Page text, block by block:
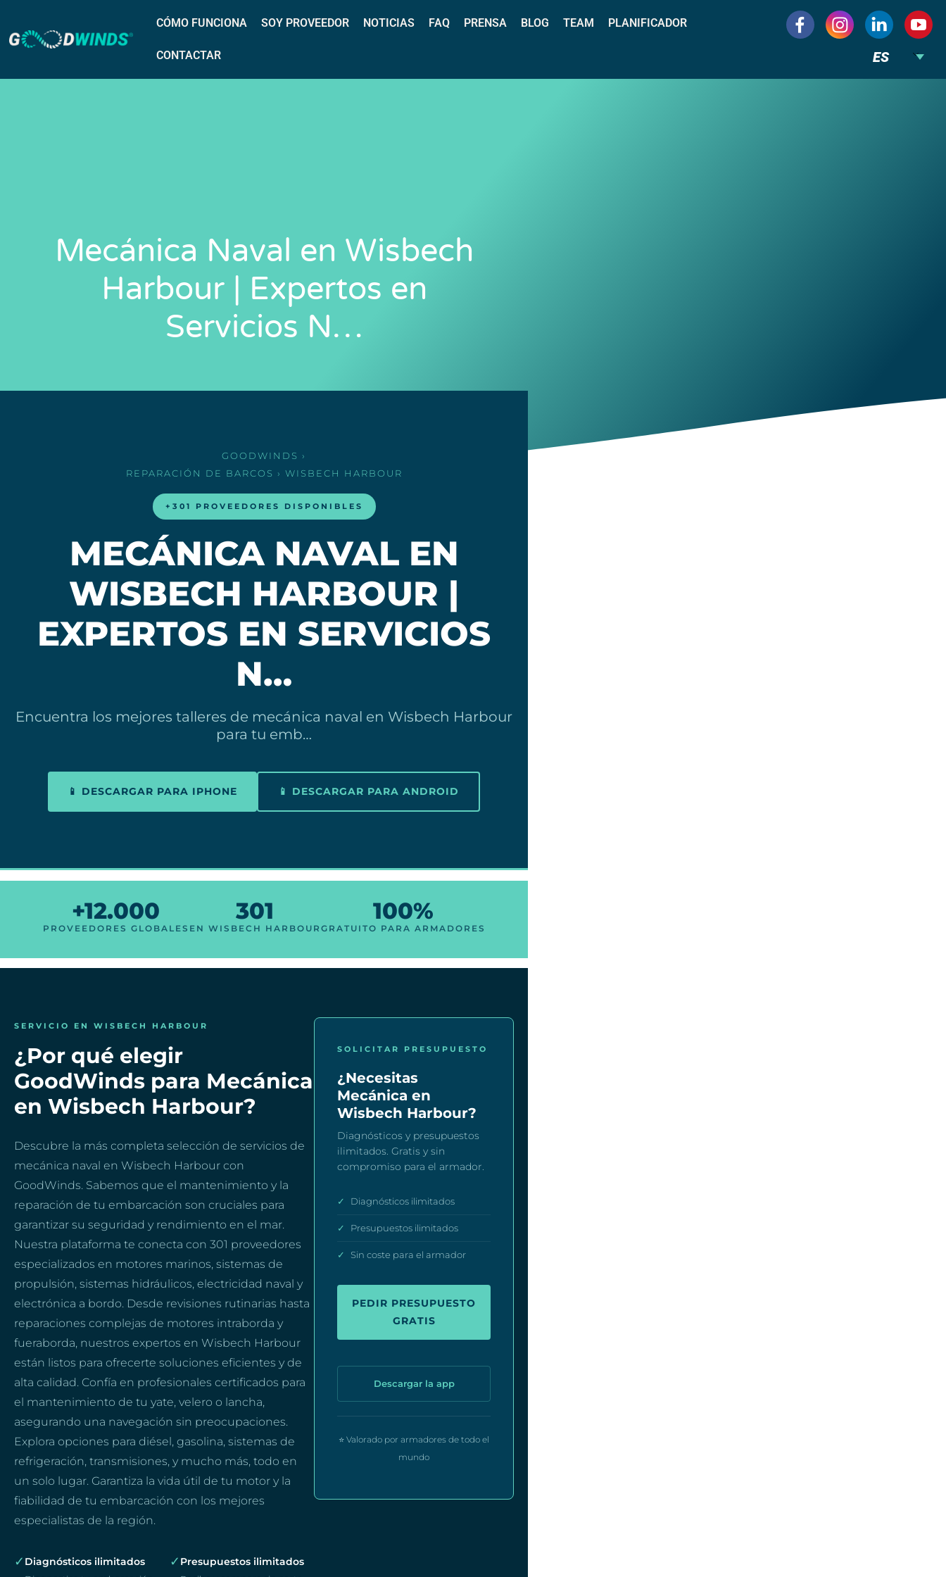
CÓMO FUNCIONA SOY PROVEEDOR NOTICIAS FAQ PRENSA BLOG TEAM PLANIFICADOR
CONTACTAR ES
Mecánica Naval en Wisbech
Harbour | Expertos en
Servicios N…
GOODWINDS ›
REPARACIÓN DE BARCOS › WISBECH HARBOUR
+301 PROVEEDORES DISPONIBLES
MECÁNICA NAVAL EN
WISBECH HARBOUR |
EXPERTOS EN SERVICIOS
N…
Encuentra los mejores talleres de mecánica naval en Wisbech Harbour
para tu emb…
📱 DESCARGAR PARA IPHONE 📱 DESCARGAR PARA ANDROID
+12.000
PROVEEDORES GLOBALES
301
EN WISBECH HARBOUR
100%
GRATUITO PARA ARMADORES
SERVICIO EN WISBECH HARBOUR
¿Por qué elegir
GoodWinds para Mecánica
en Wisbech Harbour?
Descubre la más completa selección de servicios de
mecánica naval en Wisbech Harbour con
GoodWinds. Sabemos que el mantenimiento y la
reparación de tu embarcación son cruciales para
garantizar su seguridad y rendimiento en el mar.
Nuestra plataforma te conecta con 301 proveedores
especializados en motores marinos, sistemas de
propulsión, sistemas hidráulicos, electricidad naval y
electrónica a bordo. Desde revisiones rutinarias hasta
reparaciones complejas de motores intraborda y
fueraborda, nuestros expertos en Wisbech Harbour
están listos para ofrecerte soluciones eficientes y de
alta calidad. Confía en profesionales certificados para
el mantenimiento de tu yate, velero o lancha,
asegurando una navegación sin preocupaciones.
Explora opciones para diésel, gasolina, sistemas de
refrigeración, transmisiones, y mucho más, todo en
un solo lugar. Garantiza la vida útil de tu motor y la
fiabilidad de tu embarcación con los mejores
especialistas de la región.
✓ Diagnósticos ilimitados ✓ Presupuestos ilimitados
SOLICITAR PRESUPUESTO
¿Necesitas
Mecánica en
Wisbech Harbour?
Diagnósticos y presupuestos
ilimitados. Gratis y sin
compromiso para el armador.
✓ Diagnósticos ilimitados
✓ Presupuestos ilimitados
✓ Sin coste para el armador
PEDIR PRESUPUESTO
GRATIS
Descargar la app
⭐ Valorado por armadores de todo el
mundo